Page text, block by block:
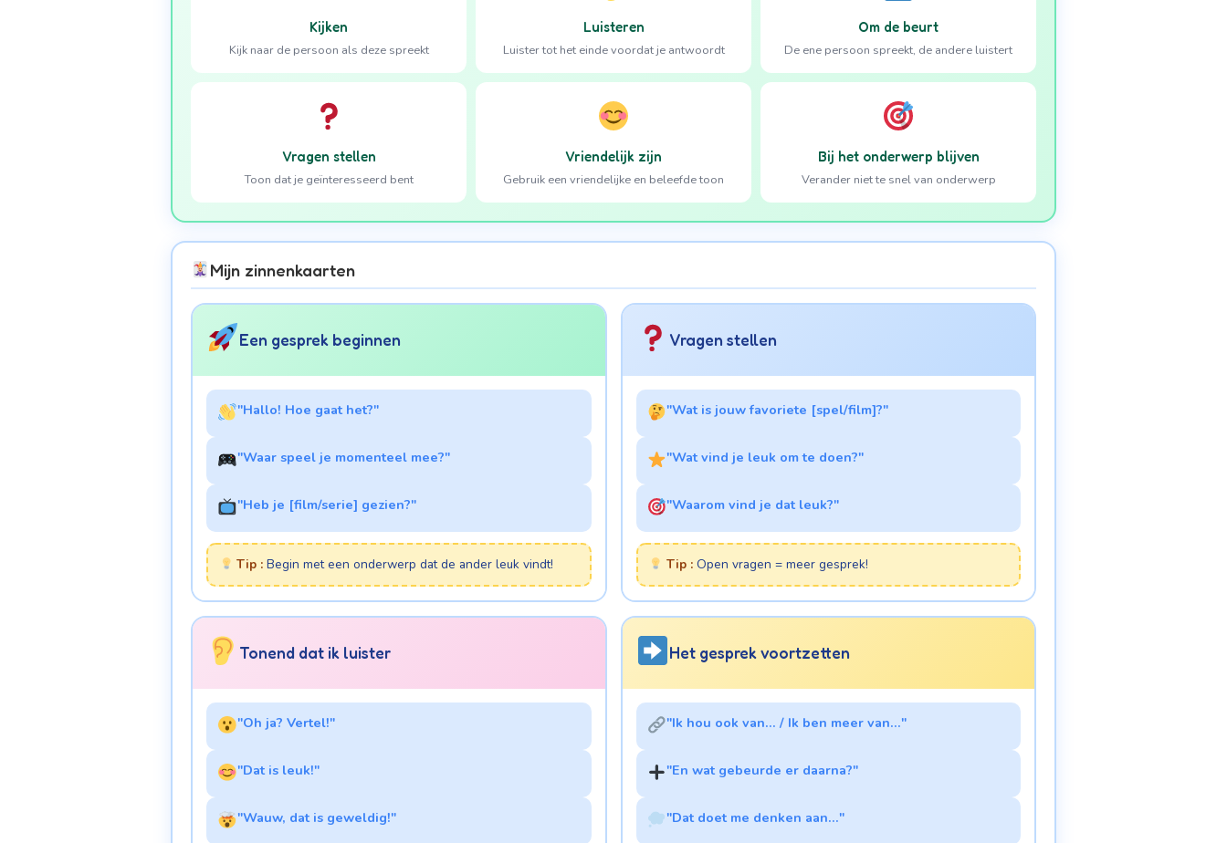
Kijken
Kijk naar de persoon als deze spreekt
Luisteren
Luister tot het einde voordat je antwoordt
Om de beurt
De ene persoon spreekt, de andere luistert
Vragen stellen
Toon dat je geïnteresseerd bent
Vriendelijk zijn
Gebruik een vriendelijke en beleefde toon
Bij het onderwerp blijven
Verander niet te snel van onderwerp
Mijn zinnenkaarten
Een gesprek beginnen
"Hallo! Hoe gaat het?"
"Waar speel je momenteel mee?"
"Heb je [film/serie] gezien?"
Tip : Begin met een onderwerp dat de ander leuk vindt!
Vragen stellen
"Wat is jouw favoriete [spel/film]?"
"Wat vind je leuk om te doen?"
"Waarom vind je dat leuk?"
Tip :Open vragen = meer gesprek!
Tonend dat ik luister
"Oh ja? Vertel!"
"Dat is leuk!"
"Wauw, dat is geweldig!"
Het gesprek voortzetten
"Ik hou ook van... / Ik ben meer van..."
"En wat gebeurde er daarna?"
"Dat doet me denken aan..."